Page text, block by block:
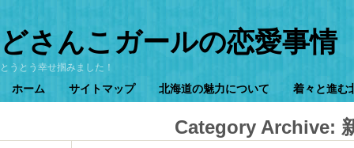
どさんこガールの恋愛事情
とうとう幸せ掴みました！
ホーム サイトマップ 北海道の魅力について 着々と進む
Category Archive: